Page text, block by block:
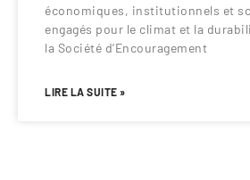
économiques, institutionnels et
engagés pour le climat et la
la Société d’Encouragement
LIRE LA SUITE »